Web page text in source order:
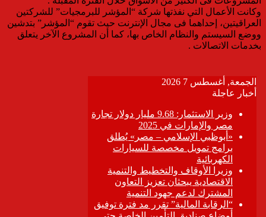
وكانت الأعمال التي نفذتها شركة “المؤشر للبرمجيات” للشركتين
العراقيتين، إحداهما فى مجال الإنترنت حيث تقوم “المؤشر” بتدشين
ووضع السيستم والنظام الخاص بها، كما أن المشروع الآخر يتعلق
بخدمات الاتصالات .